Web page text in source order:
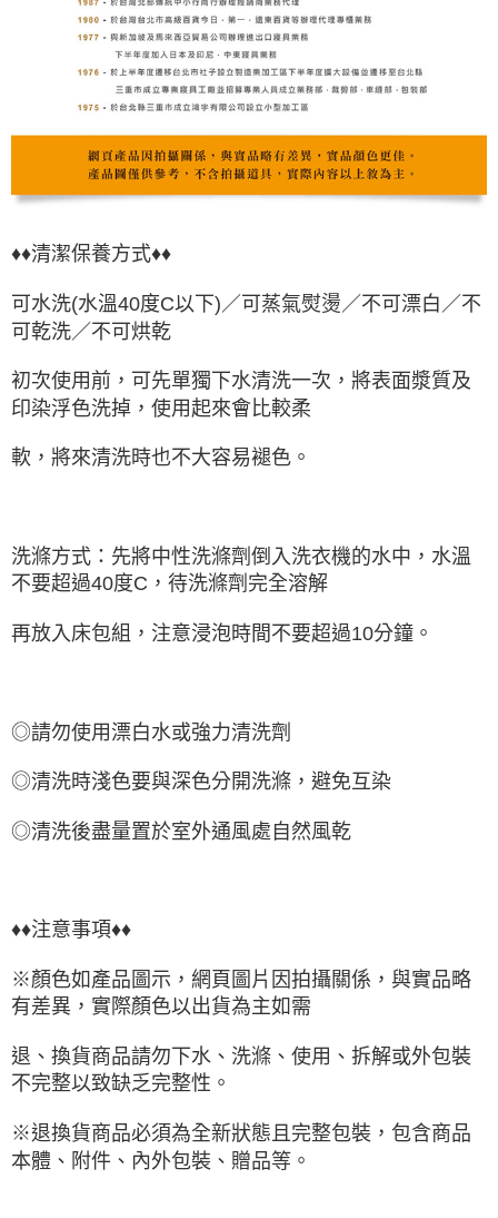
♦♦清潔保養方式♦♦
可水洗(水溫40度C以下)／可蒸氣熨燙／不可漂白／不
可乾洗／不可烘乾
初次使用前，可先單獨下水清洗一次，將表面漿質及
印染浮色洗掉，使用起來會比較柔
軟，將來清洗時也不大容易褪色。
洗滌方式：先將中性洗滌劑倒入洗衣機的水中，水溫
不要超過40度C，待洗滌劑完全溶解
再放入床包組，注意浸泡時間不要超過10分鐘。
◎請勿使用漂白水或強力清洗劑
◎清洗時淺色要與深色分開洗滌，避免互染
◎清洗後盡量置於室外通風處自然風乾
♦♦注意事項♦♦
※顏色如產品圖示，網頁圖片因拍攝關係，與實品略
有差異，實際顏色以出貨為主如需
退、換貨商品請勿下水、洗滌、使用、拆解或外包裝
不完整以致缺乏完整性。
※退換貨商品必須為全新狀態且完整包裝，包含商品
本體、附件、內外包裝、贈品等。